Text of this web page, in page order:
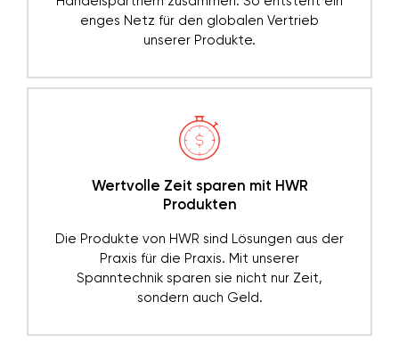
enges Netz für den globalen Vertrieb
unserer Produkte.
Wertvolle Zeit sparen mit HWR
Produkten
Die Produkte von HWR sind Lösungen aus der
Praxis für die Praxis. Mit unserer
Spanntechnik sparen sie nicht nur Zeit,
sondern auch Geld.